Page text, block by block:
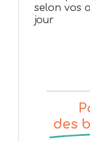
selon vos
jour
des